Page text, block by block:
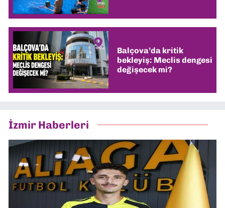
Balçova’da kritik
bekleyiş: Meclis dengesi
değişecek mi?
İzmir Haberleri